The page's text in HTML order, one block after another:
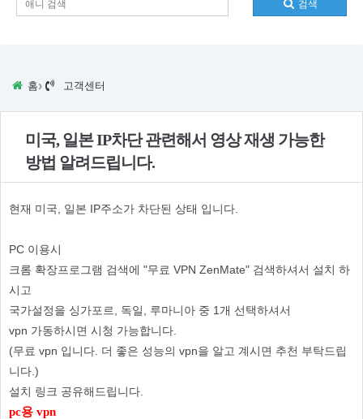
검색
홈› 고객센터
미국, 일본 IP차단 관련해서 영상 재생 가능한
방법 알려드립니다.
현재 미국, 일본 IP주소가 차단된 상태 입니다.
PC 이용시
크롬 확장프로그램 검색에 "무료 VPN ZenMate" 검색하셔서 설치 하
시고
국가설정을 싱가포르, 독일, 루마니아 중 1개 선택하셔서
vpn 가동하시면 시청 가능합니다.
(무료 vpn 입니다. 더 좋은 성능의 vpn을 알고 계시면 추천 부탁드립
니다.)
설치 링크 공유해드립니다.
pc용 vpn